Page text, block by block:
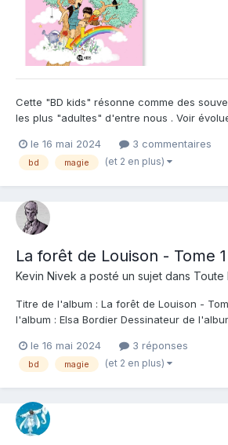
Cette "BD kids" résonne comme des
les plus "adultes" d'entre nous . Voir
rafraîchissant au possible ! Quel travail sur
enfants , chaque insecte ou végétal peut
le 16 mai 2024 3 commentaires
bd magie (et 2 en plus)
La forêt de Louison - Tome 1
Kevin Nivek a posté un sujet dans Toute
Titre de l'album : La forêt de Louison -
l'album : Elsa Bordier Dessinateur de
Résumé de l'album : Louison passe tous
mamie, en compagnie d...
le 16 mai 2024 3 réponses
bd magie (et 2 en plus)